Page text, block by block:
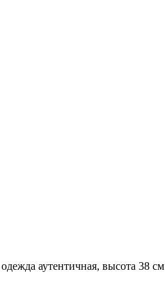
аутентичная, высота 38 см